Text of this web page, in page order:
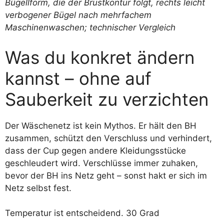
Was du konkret ändern
kannst – ohne auf
Sauberkeit zu verzichten
Der Wäschenetz ist kein Mythos. Er hält den BH
zusammen, schützt den Verschluss und verhindert,
dass der Cup gegen andere Kleidungsstücke
geschleudert wird. Verschlüsse immer zuhaken,
bevor der BH ins Netz geht – sonst hakt er sich im
Netz selbst fest.
Temperatur ist entscheidend. 30 Grad